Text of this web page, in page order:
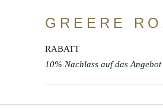
GREERE
RABATT
10% Nachlass auf das Angebot